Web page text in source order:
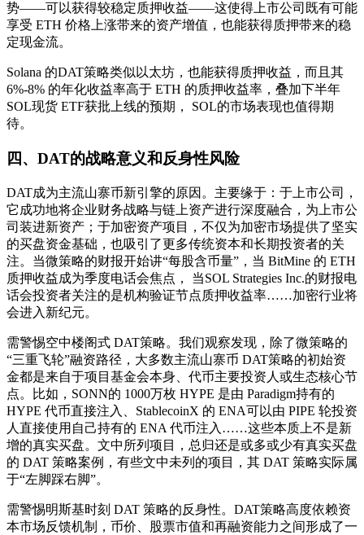
势——可以获得较稳定质押收益——这使得上市公司既有可能
享受 ETH 价格上涨带来的资产增值，也能获得质押带来的稳
定现金流。
Solana 的DAT策略类似以太坊，也能获得质押收益，而且其
6%-8% 的年化收益率高于 ETH 的质押收益率，叠加下半年
SOL现货 ETF获批上线的预期， SOL的市场表现也值得期
待。
四、DAT的战略意义和反身性风险
DAT成为主流山寨币新引擎的原因。主要缘于：于上市公司，
它成功地将企业财务战略与链上资产进行深度融合，为上市公
司装进新资产；于加密资产项目，不仅为加密市场提供了坚实
的买盘资金基础，也吸引了更多传统资本和长期投资者的关
注。当微策略的财报开始讲“每股含币量”，当 BitMine 的 ETH
质押收益成为季度电话会焦点， 当SOL Strategies Inc.的财报电
话会投资者关注的是机构验证节点质押收益率……加密行业将
会进入新纪元。
需警惕空中楼阁式 DAT策略。我们观察发现，除了微策略的
“三重飞轮”融资路径，大多数主流山寨币 DAT策略的初始资
金都是来自于项目基金会本身、代币主要投资人或生态核心节
点。比如，SONN的 1000万枚 HYPE 是由 Paradigm持有的
HYPE 代币直接注入、StablecoinX 的 ENA可以由 PIPE 轮投资
人直接使用自己持有的 ENA 代币注入……这些本质上不是新
增的真实买盘。文中所列项目，总归还是或多或少有真实买盘
的 DAT 策略案例，有些文中未列的项目，其 DAT 策略实际属
于“左脚踩右脚”。
需警惕明斯基时刻 DAT 策略的反身性。DAT策略高度依赖资
本市场反馈机制，币价、股票市值和再融资能力之间形成了一